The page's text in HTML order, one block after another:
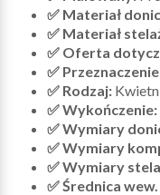
✅ Materiał
✅ Materiał
✅ Oferta
✅
✅ Rodzaj:
✅ Wykończenie:
✅ Wymiary
✅ Wymiary
✅ Wymiary
✅ Średnica